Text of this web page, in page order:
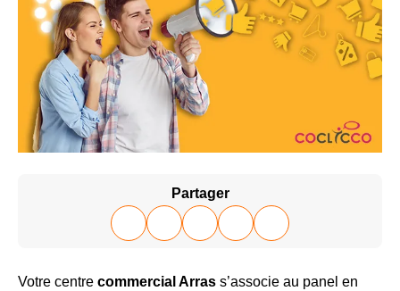
Partager
Votre centre commercial Arras s’associe au panel en